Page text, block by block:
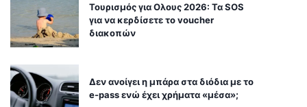
Τουρισμός για Ολους 2026: Τα SOS
για να κερδίσετε το voucher
διακοπών
Δεν ανοίγει η μπάρα στα διόδια με το
e-pass ενώ έχει χρήματα «μέσα»;